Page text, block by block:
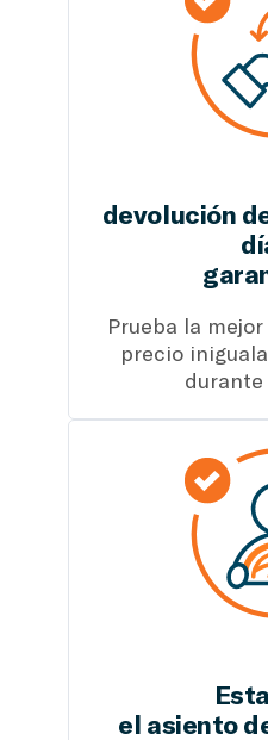
devolución
Prueba la
precio
el asiento